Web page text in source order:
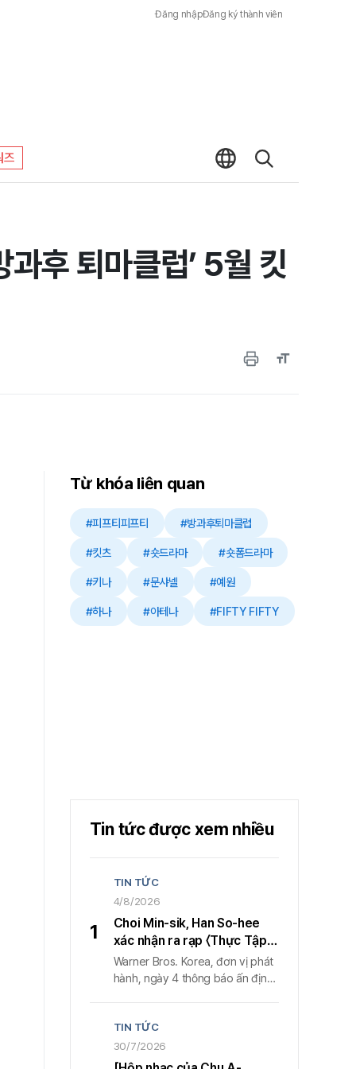
Đăng nhậpĐăng ký thành viên
즈
후 퇴마클럽’ 5월 킷
Từ khóa liên quan
#피프티피프티 #방과후퇴마클럽
#킷츠 #숏드라마 #숏폼드라마
#키나 #문샤넬 #예원
#하나 #아테나 #FIFTY FIFTY
Tin tức được xem nhiều
1
TIN TỨC
4/8/2026
Choi Min-sik, Han So-hee
xác nhận ra rạp 〈Thực Tập
Sinh〉 ngày 16/9, công bố
poster và trailer đầu tiên
Warner Bros. Korea, đơn vị phát
hành, ngày 4 thông báo ấn định
poster và trailer đầu tiên cho
mùa phim rạp dịp Trung thu
2026. Bộ phim do Kim Do-young
TIN TỨC
30/7/2026